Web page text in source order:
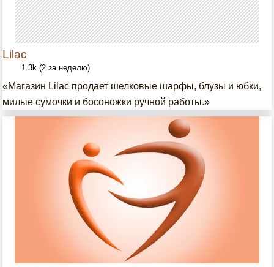
Lilac
1.3k (2 за неделю)
«Магазин Lilac продает шелковые шарфы, блузы и юбки,
милые сумочки и босоножки ручной работы.»